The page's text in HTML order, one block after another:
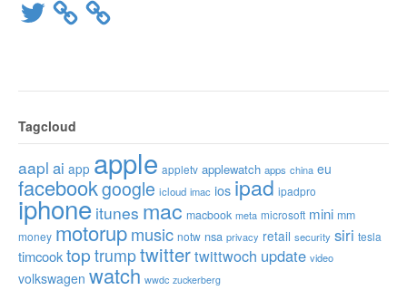
Twitter
Tagcloud
aapl ai app apple appletv applewatch apps china eu
facebookgoogle icloud imac ios ipad ipadpro
iphone itunes mac macbook meta microsoft mini mm
money motorupmusic notw nsa privacy retail security siri tesla
timcooktop trumptwittertwittwoch update video
volkswagen watch wwdc zuckerberg